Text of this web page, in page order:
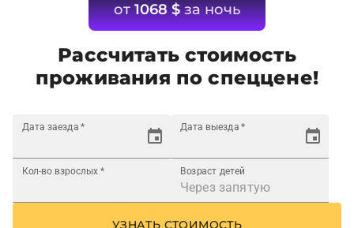
от1068 $за ночь
Рассчитать стоимость
проживания по спеццене!
Дата заезда * Дата выезда *
Кол-во взрослых * Возраст детей
УЗНАТЬ СТОИМОСТЬ